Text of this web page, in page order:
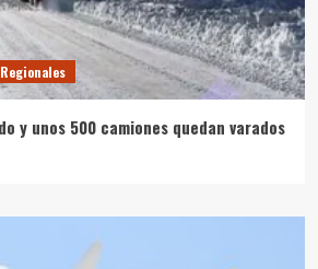
Regionales
y unos 500 camiones quedan varados